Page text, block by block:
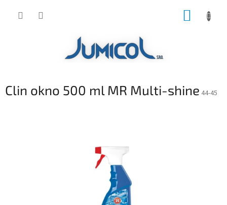
Clin okno 500 ml MR Multi-shine 44-45